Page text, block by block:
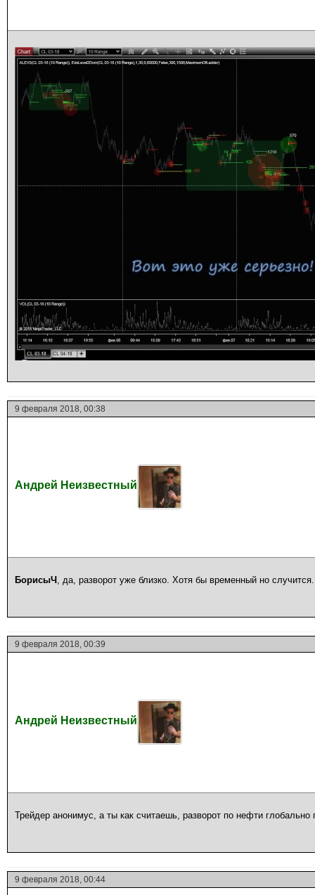
9 февраля 2018, 00:38
Андрей Неизвестный
БорисыЧ , да, разворот уже близко. Хотя бы временный но случится.
9 февраля 2018, 00:39
Андрей Неизвестный
Трейдер анонимус, а ты как считаешь, разворот по нефти глобально
9 февраля 2018, 00:44